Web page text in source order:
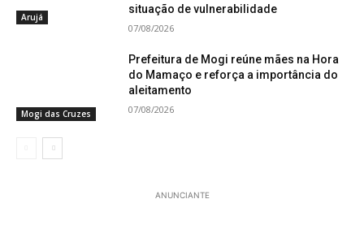
Arujá
situação de vulnerabilidade
07/08/2026
Mogi das Cruzes
Prefeitura de Mogi reúne mães na Hora
do Mamaço e reforça a importância do
aleitamento
07/08/2026
ANUNCIANTE